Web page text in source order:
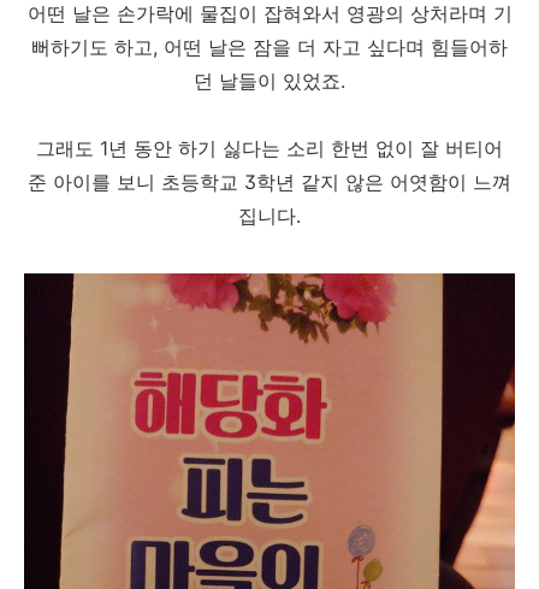
어떤 날은 손가락에 물집이 잡혀와서 영광의 상처라며 기
뻐하기도 하고, 어떤 날은 잠을 더 자고 싶다며 힘들어하
던 날들이 있었죠.
그래도 1년 동안 하기 싫다는 소리 한번 없이 잘 버티어
준 아이를 보니 초등학교 3학년 같지 않은 어엿함이 느껴
집니다.